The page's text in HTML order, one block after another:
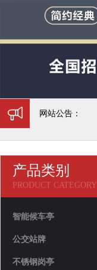
网站公告：
产品类别
PRODUCT CATEGORY
智能候车亭
公交站牌
不锈钢岗亭